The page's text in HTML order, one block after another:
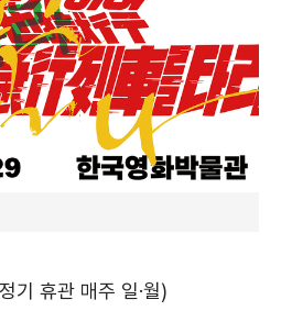
휴관 매주 일·월)